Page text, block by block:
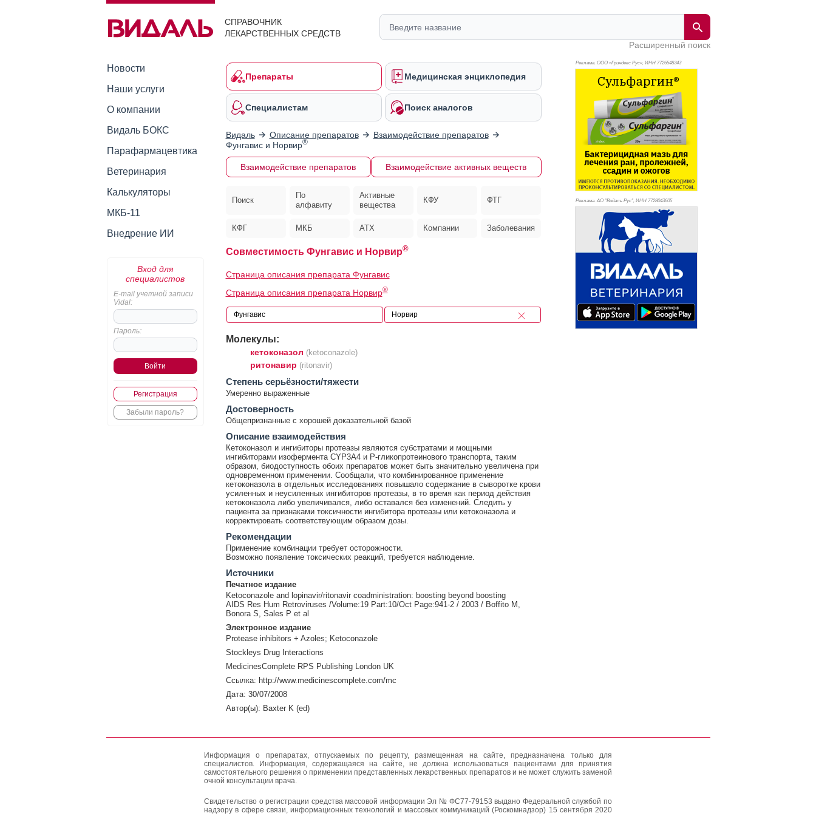
СПРАВОЧНИК
ЛЕКАРСТВЕННЫХ СРЕДСТВ
Расширенный поиск
Новости
Наши услуги
О компании
Видаль БОКС
Парафармацевтика
Ветеринария
Калькуляторы
МКБ-11
Внедрение ИИ
Вход для
специалистов
E-mail учетной записи
Vidal:
Пароль:
Регистрация
Забыли пароль?
Препараты Медицинская энциклопедия
Специалистам Поиск аналогов
Видаль Описание препаратов
Взаимодействие препаратов
Фунгавис и Норвир®
Взаимодействие препаратов Взаимодействие активных веществ
Поиск
По
алфавиту
Активные
вещества
КФУ ФТГ
КФГ МКБ АТХ Компании Заболевания
Совместимость Фунгавис и Норвир®
Страница описания препарата Фунгавис
Страница описания препарата Норвир®
Молекулы:
кетоконазол (ketoconazole)
ритонавир (ritonavir)
Cтепень серьёзности/тяжести
Умеренно выраженные
Достоверность
Общепризнанные с хорошей доказательной базой
Описание взаимодействия
Кетоконазол и ингибиторы протеазы являются субстратами и мощными
ингибиторами изофермента CYP3A4 и Р-гликопротеинового транспорта, таким
образом, биодоступность обоих препаратов может быть значительно увеличена при
одновременном применении. Сообщали, что комбинированное применение
кетоконазола в отдельных исследованиях повышало содержание в сыворотке крови
усиленных и неусиленных ингибиторов протеазы, в то время как период действия
кетоконазола либо увеличивался, либо оставался без изменений. Следить у
пациента за признаками токсичности ингибитора протеазы или кетоконазола и
корректировать соответствующим образом дозы.
Рекомендации
Применение комбинации требует осторожности.
Возможно появление токсических реакций, требуется наблюдение.
Источники
Печатное издание
Ketoconazole and lopinavir/ritonavir coadministration: boosting beyond boosting
AIDS Res Hum Retroviruses /Volume:19 Part:10/Oct Page:941-2 / 2003 / Boffito M,
Bonora S, Sales P et al
Электронное издание
Protease inhibitors + Azoles; Ketoconazole
Stockleys Drug Interactions
MedicinesComplete RPS Publishing London UK
Ссылка: http://www.medicinescomplete.com/mc
Дата: 30/07/2008
Автор(ы): Baxter K (ed)
Реклама. ООО «Гриндекс Рус», ИНН 7726548343
Реклама. АО "Видаль Рус", ИНН 7728043605
Информация о препаратах, отпускаемых по рецепту, размещенная на сайте, предназначена только для
специалистов. Информация, содержащаяся на сайте, не должна использоваться пациентами для принятия
самостоятельного решения о применении представленных лекарственных препаратов и не может служить заменой
очной консультации врача.
Свидетельство о регистрации средства массовой информации Эл № ФС77-79153 выдано Федеральной службой по
надзору в сфере связи, информационных технологий и массовых коммуникаций (Роскомнадзор) 15 сентября 2020